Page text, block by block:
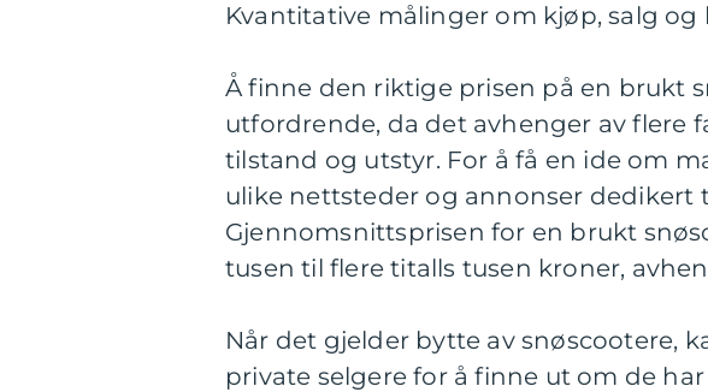
Kvantitative målinger om kjøp, salg
Å finne den riktige prisen på en brukt
utfordrende, da det avhenger av flere
tilstand og utstyr. For å få en ide om
ulike nettsteder og annonser dedikert
Gjennomsnittsprisen for en brukt
tusen til flere titalls tusen kroner,
Når det gjelder bytte av snøscootere,
private selgere for å finne ut om de